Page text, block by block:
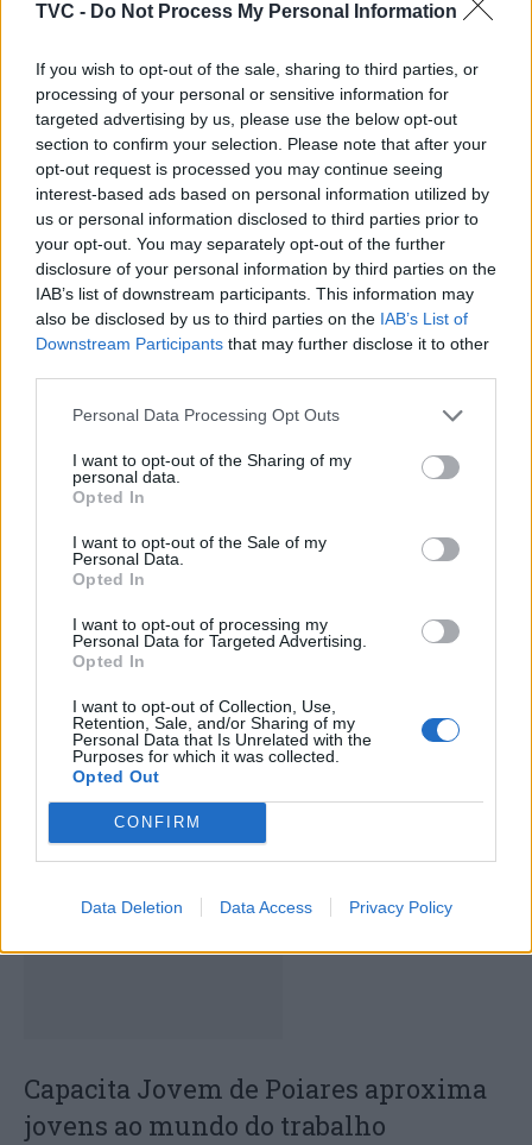
TVC - Do Not Process My Personal Information
If you wish to opt-out of the sale, sharing to third parties, or
processing of your personal or sensitive information for
targeted advertising by us, please use the below opt-out
section to confirm your selection. Please note that after your
opt-out request is processed you may continue seeing
interest-based ads based on personal information utilized by
us or personal information disclosed to third parties prior to
your opt-out. You may separately opt-out of the further
disclosure of your personal information by third parties on the
IAB’s list of downstream participants. This information may
also be disclosed by us to third parties on the IAB’s List of
Downstream Participants that may further disclose it to other
Personal Data Processing Opt Outs
I want to opt-out of the Sharing of my
personal data.
Opted In
I want to opt-out of the Sale of my
Personal Data.
Opted In
I want to opt-out of processing my
Personal Data for Targeted Advertising.
Opted In
I want to opt-out of Collection, Use,
Retention, Sale, and/or Sharing of my
Personal Data that Is Unrelated with the
Purposes for which it was collected.
Opted Out
CONFIRM
Data Deletion Data Access Privacy Policy
Artigo anterior
Município de Góis
disponibiliza serviço
gratuito de empréstimo
digital de livros e
audiolivros
Próximo artigo
Cantanhede: Tapas &
Papas regressa com
gastronomia, artesanato e
música
ARTIGOS RELACIONADOS MAIS DO AUTOR
Deputados do PSD saúdam Banda
Sinfónica da ARMAB pelo 1º lugar no
certame internacional de Valência
Capacita Jovem de Poiares aproxima
jovens ao mundo do trabalho